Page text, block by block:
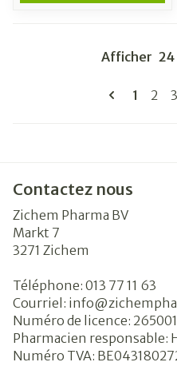
Vous
1 Page
2 3
Afficher
Contactez nous
Zichem Pharma BV
Markt 7
3271 Zichem
Téléphone: 013 77 11 63
Courriel: info@
Numéro de licence: 265001
Pharmacien responsable:
Numéro TVA: